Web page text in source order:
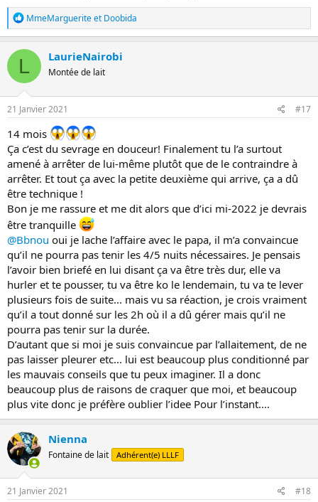
R
é
a
c
i
o
n
s
MmeMargueriteet Doobida
L LaurieNairobi
Montée de lait
21 Janvier 2021 #17
14 mois
Ça c’est du sevrage en douceur! Finalement tu l’a surtout
amené à arrêter de lui-même plutôt que de le contraindre à
arrêter. Et tout ça avec la petite deuxième qui arrive, ça a dû
être technique !
Bon je me rassure et me dit alors que d’ici mi-2022 je devrais
être tranquille
@Bbnou oui je lache l’affaire avec le papa, il m’a convaincue
qu’il ne pourra pas tenir les 4/5 nuits nécessaires. Je pensais
l’avoir bien briefé en lui disant ça va être très dur, elle va
hurler et te pousser, tu va être ko le lendemain, tu va te lever
plusieurs fois de suite... mais vu sa réaction, je crois vraiment
qu’il a tout donné sur les 2h où il a dû gérer mais qu’il ne
pourra pas tenir sur la durée.
D’autant que si moi je suis convaincue par l’allaitement, de ne
pas laisser pleurer etc... lui est beaucoup plus conditionné par
les mauvais conseils que tu peux imaginer. Il a donc
beaucoup plus de raisons de craquer que moi, et beaucoup
plus vite donc je préfère oublier l’idee Pour l’instant....
Nienna
Fontaine de lait Adhérent(e) LLLF
21 Janvier 2021 #18